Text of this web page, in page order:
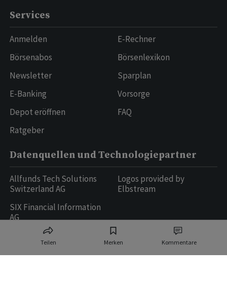
Teilen Merken Kommentare
Services
Anmelden
Börsenabos
Newsletter
E-Banking
Depot eröffnen
Ratgeber
E-Rechner
Börsenlexikon
Sparplan
Vorsorge
FAQ
Datenquellen und Technologiepartner
Allfunds Tech Solutions
Switzerland AG
SIX Financial Information
AG
Logos provided by
Elbstream
Ringier AG | Ringier Medien Schweiz